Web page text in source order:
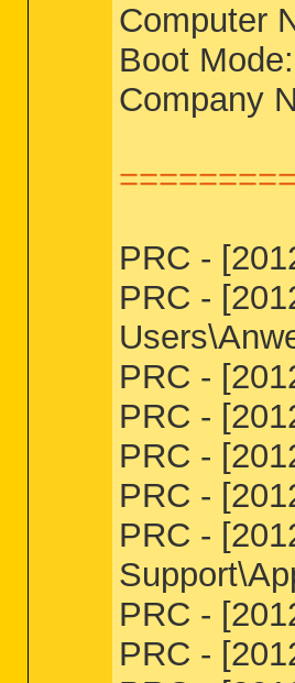
Computer
Boot
Company
PRC -
PRC -
PRC -
PRC -
PRC -
PRC -
PRC -
PRC -
PRC -